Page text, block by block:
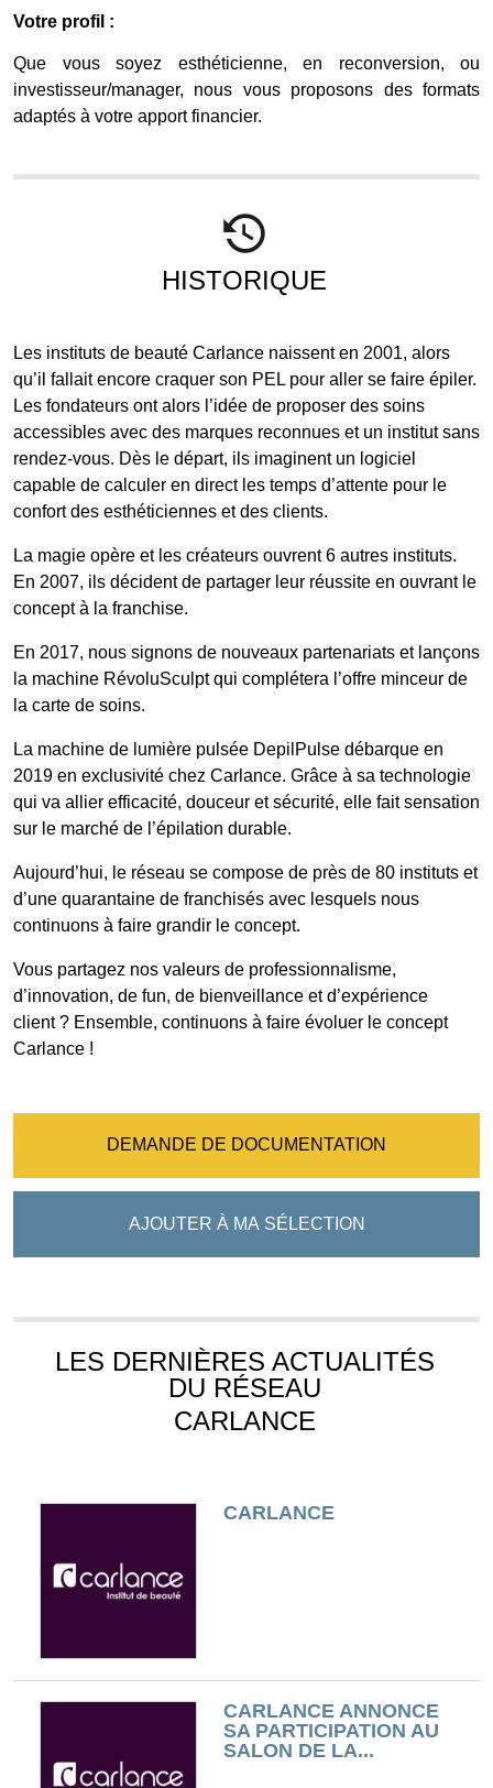
Votre profil :
Que vous soyez esthéticienne, en reconversion, ou
investisseur/manager, nous vous proposons des formats
adaptés à votre apport financier.
HISTORIQUE
Les instituts de beauté Carlance naissent en 2001, alors
qu’il fallait encore craquer son PEL pour aller se faire épiler.
Les fondateurs ont alors l’idée de proposer des soins
accessibles avec des marques reconnues et un institut sans
rendez-vous. Dès le départ, ils imaginent un logiciel
capable de calculer en direct les temps d’attente pour le
confort des esthéticiennes et des clients.
La magie opère et les créateurs ouvrent 6 autres instituts.
En 2007, ils décident de partager leur réussite en ouvrant le
concept à la franchise.
En 2017, nous signons de nouveaux partenariats et lançons
la machine RévoluSculpt qui complétera l’offre minceur de
la carte de soins.
La machine de lumière pulsée DepilPulse débarque en
2019 en exclusivité chez Carlance. Grâce à sa technologie
qui va allier efficacité, douceur et sécurité, elle fait sensation
sur le marché de l’épilation durable.
Aujourd’hui, le réseau se compose de près de 80 instituts et
d’une quarantaine de franchisés avec lesquels nous
continuons à faire grandir le concept.
Vous partagez nos valeurs de professionnalisme,
d’innovation, de fun, de bienveillance et d’expérience
client ? Ensemble, continuons à faire évoluer le concept
Carlance !
DEMANDE DE DOCUMENTATION
AJOUTER À MA SÉLECTION
LES DERNIÈRES ACTUALITÉS
DU RÉSEAU
CARLANCE
CARLANCE
CARLANCE ANNONCE
SA PARTICIPATION AU
SALON DE LA...